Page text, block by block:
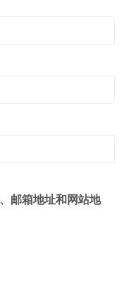
邮箱地址和网站地